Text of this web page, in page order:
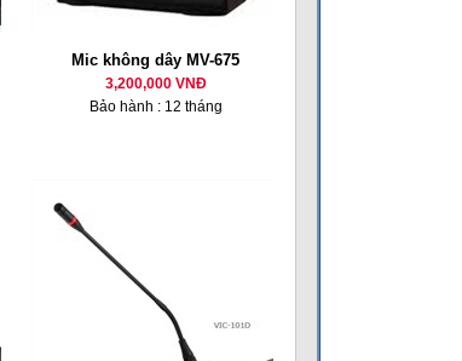
Mic không dây MV-675
3,200,000 VNĐ
Bảo hành : 12 tháng